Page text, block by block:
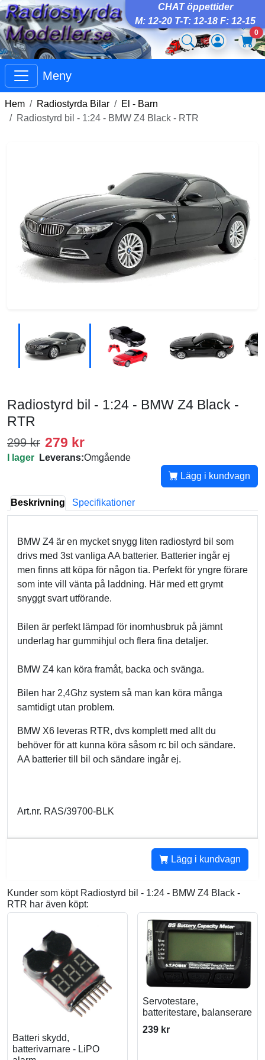
CHAT öppettider
M: 12-20 T-T: 12-18 F: 12-15
0
Meny
Hem Radiostyrda Bilar
El - Barn
Radiostyrd bil - 1:24 - BMW Z4 Black - RTR
Radiostyrd bil - 1:24 - BMW Z4 Black -
RTR
299 kr 279 kr
I lager Leverans:Omgående
Lägg i kundvagn
Beskrivning Specifikationer
BMW Z4 är en mycket snygg liten radiostyrd bil som
drivs med 3st vanliga AA batterier. Batterier ingår ej
men finns att köpa för någon tia. Perfekt för yngre förare
som inte vill vänta på laddning. Här med ett grymt
snyggt svart utförande.
Bilen är perfekt lämpad för inomhusbruk på jämnt
underlag har gummihjul och flera fina detaljer.
BMW Z4 kan köra framåt, backa och svänga.
Bilen har 2,4Ghz system så man kan köra många
samtidigt utan problem.
BMW X6 leveras RTR, dvs komplett med allt du
behöver för att kunna köra såsom rc bil och sändare.
AA batterier till bil och sändare ingår ej.
Art.nr. RAS/39700-BLK
Lägg i kundvagn
Kunder som köpt Radiostyrd bil - 1:24 - BMW Z4 Black -
RTR har även köpt:
Batteri skydd,
batterivarnare - LiPO
Servotestare,
batteritestare, balanserare
239 kr